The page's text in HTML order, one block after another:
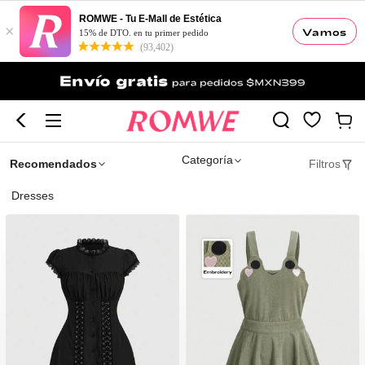
Vamos
×
ROMWE - Tu E-Mall de Estética
15% de DTO. en tu primer pedido
(93,402)
Recomendados Categoría Filtros
Dresses